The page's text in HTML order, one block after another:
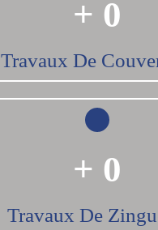
+ 0
Travaux De
+ 0
Travaux De